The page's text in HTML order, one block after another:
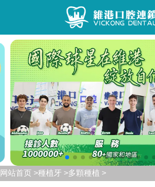
网站首页 >種植牙 >多顆種植 >